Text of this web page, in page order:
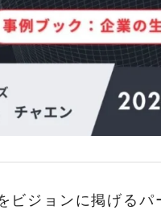
ビジョンに掲げる